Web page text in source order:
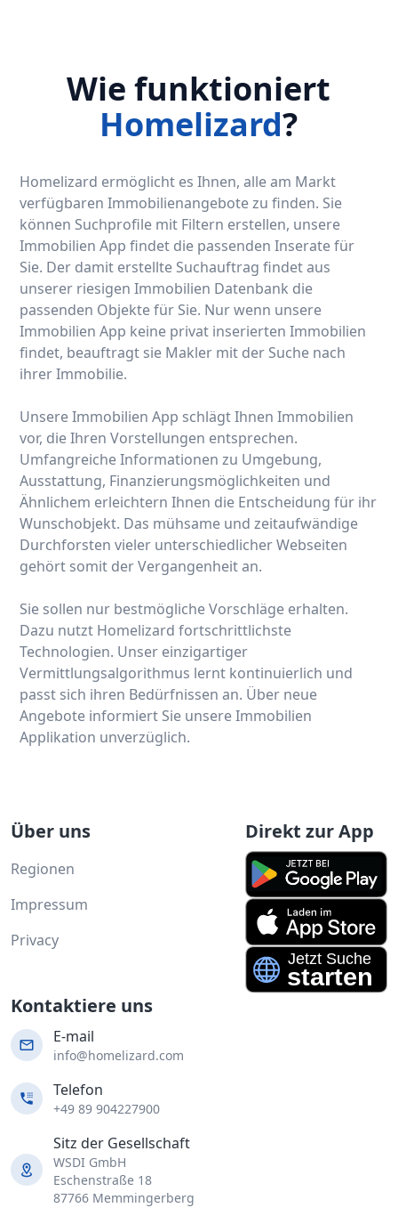
Wie funktioniert
Homelizard?
Homelizard ermöglicht es Ihnen, alle am Markt
verfügbaren Immobilienangebote zu finden. Sie
können Suchprofile mit Filtern erstellen, unsere
Immobilien App findet die passenden Inserate für
Sie. Der damit erstellte Suchauftrag findet aus
unserer riesigen Immobilien Datenbank die
passenden Objekte für Sie. Nur wenn unsere
Immobilien App keine privat inserierten Immobilien
findet, beauftragt sie Makler mit der Suche nach
ihrer Immobilie.
Unsere Immobilien App schlägt Ihnen Immobilien
vor, die Ihren Vorstellungen entsprechen.
Umfangreiche Informationen zu Umgebung,
Ausstattung, Finanzierungsmöglichkeiten und
Ähnlichem erleichtern Ihnen die Entscheidung für ihr
Wunschobjekt. Das mühsame und zeitaufwändige
Durchforsten vieler unterschiedlicher Webseiten
gehört somit der Vergangenheit an.
Sie sollen nur bestmögliche Vorschläge erhalten.
Dazu nutzt Homelizard fortschrittlichste
Technologien. Unser einzigartiger
Vermittlungsalgorithmus lernt kontinuierlich und
passt sich ihren Bedürfnissen an. Über neue
Angebote informiert Sie unsere Immobilien
Applikation unverzüglich.
Über uns
Regionen
Impressum
Privacy
Direkt zur App
Kontaktiere uns
E-mail
info@homelizard.com
Telefon
+49 89 904227900
Sitz der Gesellschaft
WSDI GmbH
Eschenstraße 18
87766 Memmingerberg